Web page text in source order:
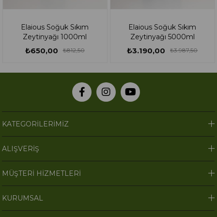
Elaious Soğuk Sıkım
Zeytinyağı 1000ml
₺650,00 ₺812,50
Elaious Soğuk Sıkım
Zeytinyağı 5000ml
₺3.190,00 ₺3.987,50
KATEGORİLERİMİZ
ALIŞVERİŞ
MÜŞTERİ HİZMETLERİ
KURUMSAL